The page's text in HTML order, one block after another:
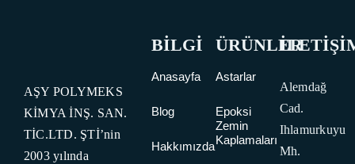
AŞY POLYMEKS
KİMYA İNŞ. SAN.
TİC.LTD. ŞTİ’nin
2003 yılında
BİLGİ
Anasayfa
Blog
Hakkımızda
ÜRÜNLER
Astarlar
Epoksi
Zemin
Kaplamaları
Alemdağ
Cad.
Ihlamurkuyu
Mh.